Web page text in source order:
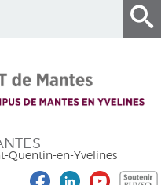
Quentin-en-Yvelines